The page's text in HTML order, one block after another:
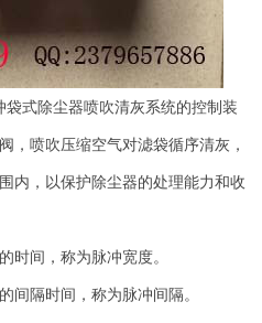
袋式除尘器喷吹清灰系统的控制装
，喷吹压缩空气对滤袋循序清灰，
内，以保护除尘器的处理能力和收
时间，称为脉冲宽度。
间隔时间，称为脉冲间隔。